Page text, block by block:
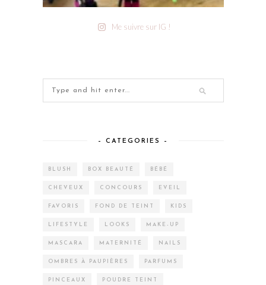
Me suivre sur IG !
– CATEGORIES –
BLUSH BOX BEAUTÉ BÉBÉ
CHEVEUX CONCOURS EVEIL
FAVORIS FOND DE TEINT KIDS
LIFESTYLE LOOKS MAKE-UP
MASCARA MATERNITÉ NAILS
OMBRES À PAUPIÈRES PARFUMS
PINCEAUX POUDRE TEINT